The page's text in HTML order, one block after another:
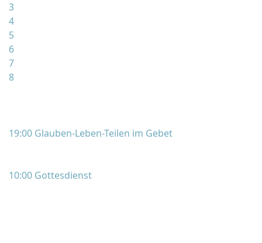
3
4
5
6
7
8
19:00 Glauben-Leben-Teilen im Gebet
10:00 Gottesdienst